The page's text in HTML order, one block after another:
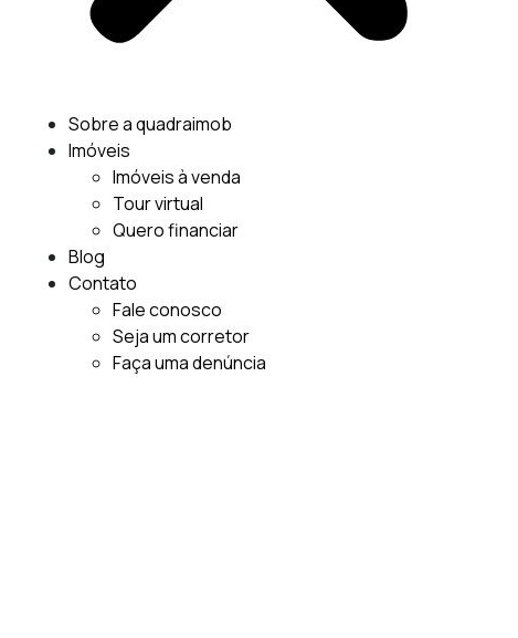
Sobre a quadraimob
Imóveis
Imóveis à venda
Tour virtual
Quero financiar
Blog
Contato
Fale conosco
Seja um corretor
Faça uma denúncia